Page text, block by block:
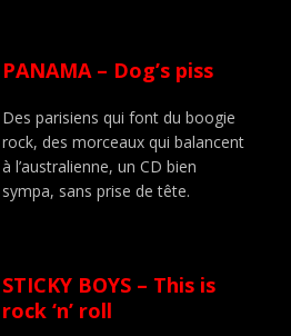
PANAMA – Dog’s piss
Des parisiens qui font du boogie
rock, des morceaux qui balancent
à l’australienne, un CD bien
sympa, sans prise de tête.
STICKY BOYS – This is
rock ‘n’ roll